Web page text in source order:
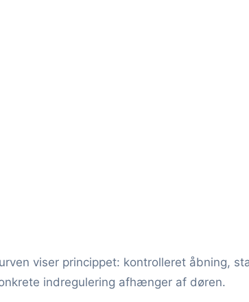
viser princippet: kontrolleret åbning,
indregulering afhænger af døren.